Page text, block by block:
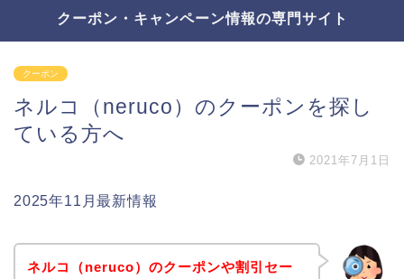
クーポン・キャンペーン情報の専門サイト
クーポン
ネルコ（neruco）のクーポンを探し
ている方へ
2021年7月1日
2025年11月最新情報
ネルコ（neruco）のクーポンや割引セー